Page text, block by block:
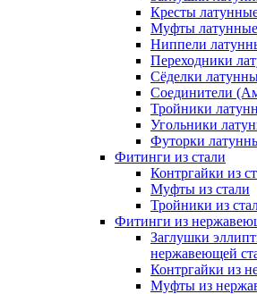
Кресты
Муфты латунные
Ниппели
Переходники
Сёделки
Соединители
Тройники
Угольники
Футорки
Фитинги из стали
Контргайки из
Муфты из стали
Тройники из
Фитинги из
Заглушки
нержавеющей
Контргайки из
Муфты из